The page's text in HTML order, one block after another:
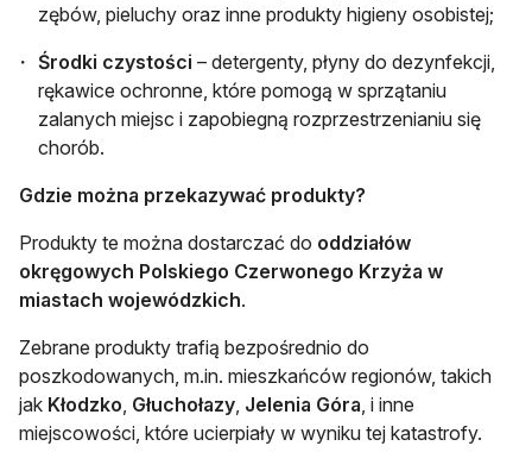
zębów, pieluchy oraz inne produkty higieny osobistej;
Środki czystości – detergenty, płyny do dezynfekcji,
rękawice ochronne, które pomogą w sprzątaniu
zalanych miejsc i zapobiegną rozprzestrzenianiu się
chorób.
Gdzie można przekazywać produkty?
Produkty te można dostarczać do oddziałów
okręgowych Polskiego Czerwonego Krzyża w
miastach wojewódzkich.
Zebrane produkty trafią bezpośrednio do
poszkodowanych, m.in. mieszkańców regionów, takich
jak Kłodzko Głuchołazy Jelenia Góra , i inne
miejscowości, które ucierpiały w wyniku tej katastrofy.